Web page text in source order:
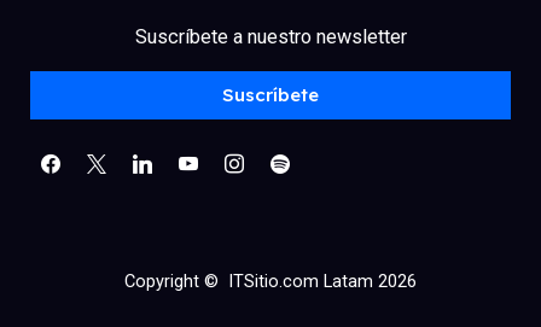
Suscríbete a nuestro newsletter
Suscríbete
linkedinyoutubeinstagram
spotify
Copyright © ITSitio.com Latam 2026